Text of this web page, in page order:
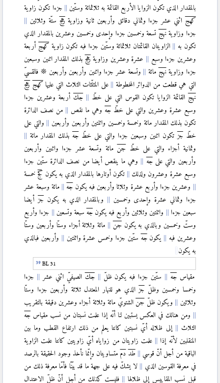
بالمقدار الذي تكون الزوايا الأربع القائمة به ثلاثمائة وستّين
جزءا تكون زاوية
كهج اثني عشر جزءا وثماني دقائق وأربعين ثانية وزاوية زهج ستّة وثلاثين
جزءا وزاويةنهج تسعة وخمسين جزءا وإحدى وخمسين وعشرين بالمقدار الذي
تكون به
الزاويتان القائمتان ثلاثمائة وستّين جزءا فبه تكون زاويةكهج أربعة
وعشرين جزءا وسبع
عشرة وعشرين وزاوية زهج بذلك المقدار اثنين وسبعين
جزءا وزاويةنهج مائة
وتسعة عشر جزءا واثنين وأربعين وأربعين ❊ فالقسيّ
التي هي قطعت من الدوائر المخطوطة
على المثلّثات الثلاث التي عليهاكهج زهج
نهج القائمة الزوايا تكون القوس التي على خطّ جك أربعة وعشرين جزءا
وسبع عشرة وعشرين والتي على خطّ جه وهي ما نقص
من نصف الدائرة
تكون بذلك المقدار مائة وخمسة وخمسين واثنتين وأربعين وأربعين
والتي على
خطّ جز تكون اثنين وسبعين جزءا والتي على خطّ جه بذلك المقدار مائة
وثمانية أجزاء والتي على خطّ جن
مائة وتسعة عشر جزءا واثنين وأربعين
وأربعين والتي علىجه
وهي ما ينقص أيضا من نصف الدائرة ستّين جزءا
وسبع عشرة وعشرون ولذلك
تكون أوتارها بالمقدار الذي به يكون كج خمسة
وعشرين جزءا وأربع عشرة وثلاثا وأربعين فبه يكون جه
مائة وسبعة عشر
جزءا وثماني عشرة وإحدى وخمسين
وبالمقدار الذي به يكون جز أيضا
سبعين جزءا
واثنتين وثلاثين وأربع فبه يكونجه سبعة وتسعين
جزءا وأربع
وستّ وخمسين وبالذي به يكونجن
مائة وثلاثة أجزاء وستّا وأربعين وستّا
وعشرين فبه
يكونجه ستّين جزءا وخمس عشرة واثنتين
وأربعين فبالذي
به يكون
BL 31
مقياسجه ستّين جزءا فبه يكون ظلّ جك الصيفيّ اثني عشر
جزءا
وخمسا وخمسين وظلّ جز الذي هو للنهار المعتدل ثلاثة وأربعين جزءا وستّا
وثلاثين
ويكون ظلّ جن الشتويّ مائة وثلاثة أجزاء وعشرين دقيقة بالتقريب
ومن هنالك في العكس يستبين لنا أنّه إذا علمت نسبتان من نسب مقياس جه
الثلاث
إلى ظلاله أيّ نسبتين كانتا يعلم من ذلك ارتفاع القطب وما بين
المنقلبين لأنّه إذا
علمت زاويتان من زواياه أيّ زاويتين كانتا علمت الزاوية
الباقية من أجل أنّ قوسي
طد دم متساويتان وإنّما نأخذ وجود الحقيقة بالرصد
في معرفة القوسين الذي
لا يشكّ فيه على جهة ما قد بيّنّا فأمّا معرفة ذلك من
قبل نسب المقاييس إلى ظلالها
فليست كذلك من أجل أنّ ظلّ الاعتدال